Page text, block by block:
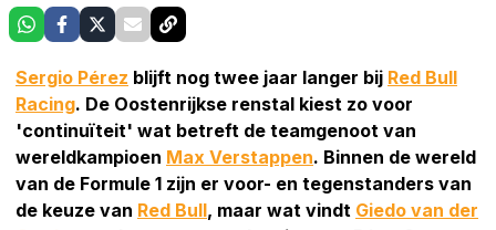
Sergio Pérez blijft nog twee jaar langer bij Red Bull
Racing. De Oostenrijkse renstal kiest zo voor
'continuïteit' wat betreft de teamgenoot van
wereldkampioen Max Verstappen. Binnen de wereld
van de Formule 1 zijn er voor- en tegenstanders van
de keuze van Red Bull, maar wat vindt Giedo van der